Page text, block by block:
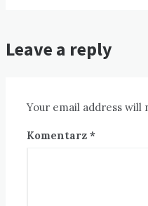
Leave a reply
Your email address will
Komentarz *